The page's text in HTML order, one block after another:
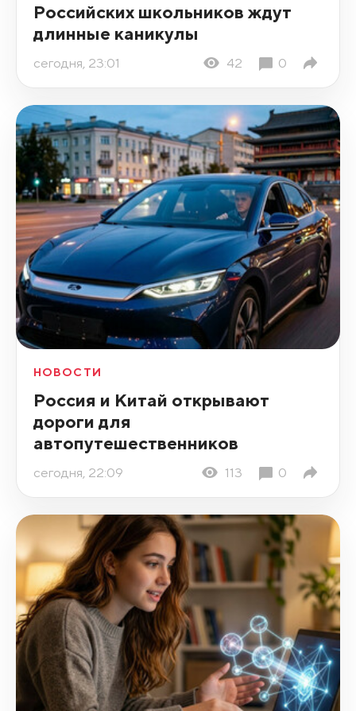
Российских школьников ждут
длинные каникулы
сегодня, 23:01 42 0
НОВОСТИ
Россия и Китай открывают
дороги для
автопутешественников
сегодня, 22:09 113 0